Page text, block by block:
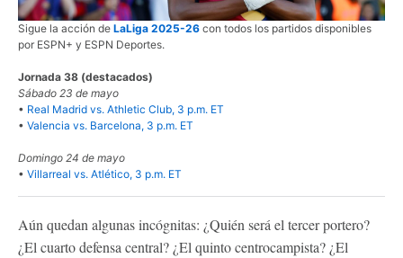
Sigue la acción de LaLiga 2025-26 con todos los partidos disponibles
por ESPN+ y ESPN Deportes.
Jornada 38 (destacados)
Sábado 23 de mayo
• Real Madrid vs. Athletic Club, 3 p.m. ET
• Valencia vs. Barcelona, 3 p.m. ET
Domingo 24 de mayo
• Villarreal vs. Atlético, 3 p.m. ET
Aún quedan algunas incógnitas: ¿Quién será el tercer portero?
¿El cuarto defensa central? ¿El quinto centrocampista? ¿El